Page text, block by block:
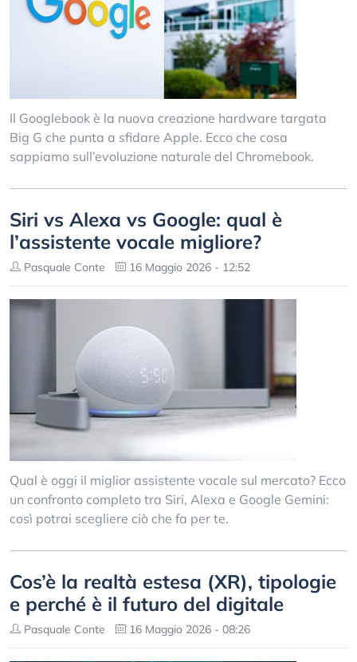
Il Googlebook è la nuova creazione hardware targata
Big G che punta a sfidare Apple. Ecco che cosa
sappiamo sull’evoluzione naturale del Chromebook.
Siri vs Alexa vs Google: qual è
l’assistente vocale migliore?
Pasquale Conte 16 Maggio 2026 - 12:52
Qual è oggi il miglior assistente vocale sul mercato? Ecco
un confronto completo tra Siri, Alexa e Google Gemini:
così potrai scegliere ciò che fa per te.
Cos’è la realtà estesa (XR), tipologie
e perché è il futuro del digitale
Pasquale Conte 16 Maggio 2026 - 08:26